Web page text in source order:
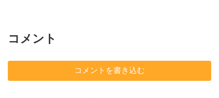
コメント
コメントを書き込む